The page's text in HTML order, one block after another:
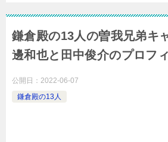
鎌倉殿の13人の曽我兄弟キ
邊和也と田中俊介のプロフ
公開日： 2022-06-07
鎌倉殿の13人